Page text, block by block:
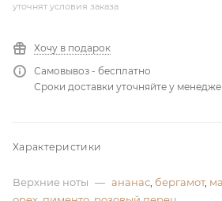
уточнят условия заказа
Хочу в подарок
Самовывоз - бесплатно
Сроки доставки уточняйте у
Характеристики
Верхние ноты — ананас бергамот,